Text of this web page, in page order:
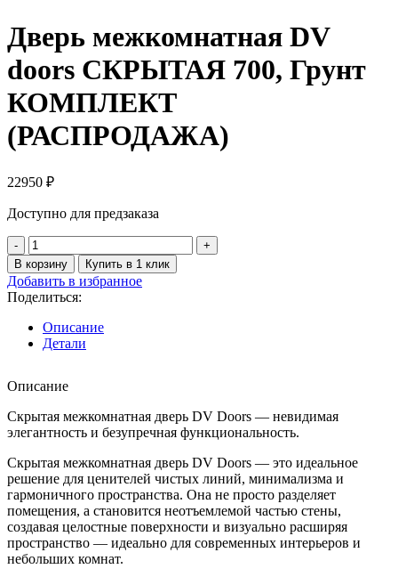
Дверь межкомнатная DV
doors СКРЫТАЯ 700, Грунт
КОМПЛЕКТ
(РАСПРОДАЖА)
22950 ₽
Доступно для предзаказа
Количество
товара
Дверь
межкомнатная
DV
doors
СКРЫТАЯ
700,
КОМПЛЕКТ
В корзину Купить в 1 клик
Добавить в избранное
Поделиться:
Описание
Детали
Описание
Скрытая межкомнатная дверь DV Doors — невидимая
элегантность и безупречная функциональность.
Скрытая межкомнатная дверь DV Doors — это идеальное
решение для ценителей чистых линий, минимализма и
гармоничного пространства. Она не просто разделяет
помещения, а становится неотъемлемой частью стены,
создавая целостные поверхности и визуально расширяя
пространство — идеально для современных интерьеров и
небольших комнат.